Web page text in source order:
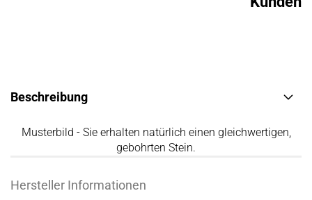
Beschreibung
Musterbild - Sie erhalten natürlich einen gleichwertigen,
gebohrten Stein.
Hersteller Informationen